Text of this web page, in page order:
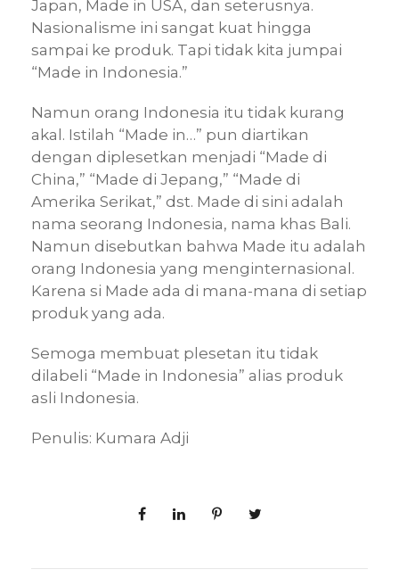
Japan, Made in USA, dan seterusnya.
Nasionalisme ini sangat kuat hingga
sampai ke produk. Tapi tidak kita jumpai
“Made in Indonesia.”
Namun orang Indonesia itu tidak kurang
akal. Istilah “Made in…” pun diartikan
dengan diplesetkan menjadi “Made di
China,” “Made di Jepang,” “Made di
Amerika Serikat,” dst. Made di sini adalah
nama seorang Indonesia, nama khas Bali.
Namun disebutkan bahwa Made itu adalah
orang Indonesia yang menginternasional.
Karena si Made ada di mana-mana di setiap
produk yang ada.
Semoga membuat plesetan itu tidak
dilabeli “Made in Indonesia” alias produk
asli Indonesia.
Penulis: Kumara Adji